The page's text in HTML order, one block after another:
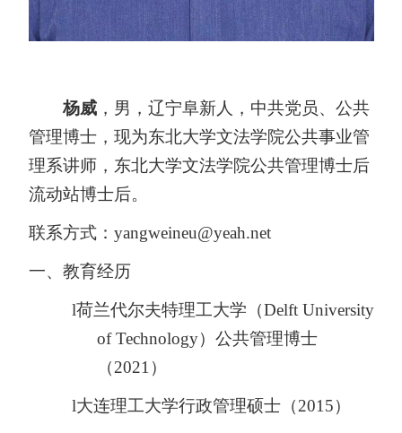
杨威，男，辽宁阜新人，中共党员、公共
管理博士，现为东北大学文法学院公共事业管
理系讲师，东北大学文法学院公共管理博士后
流动站博士后。
联系方式： yangweineu@yeah.net
一、 教育经历
l荷兰代尔夫特理工大学（Delft University
of Technology）公共管理博士
（2021 ）
l大连理工大学行政管理硕士（2015）